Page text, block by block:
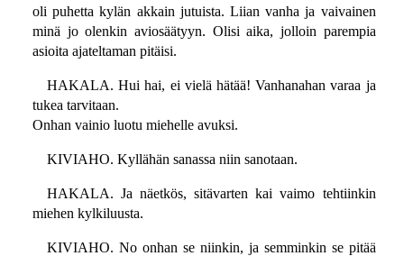
oli puhetta kylän akkain jutuista. Liian vanha ja vaivainen
minä jo olenkin aviosäätyyn. Olisi aika, jolloin parempia
asioita ajateltaman pitäisi.
HAKALA. Hui hai, ei vielä hätää! Vanhanahan varaa ja
tukea tarvitaan.
Onhan vainio luotu miehelle avuksi.
KIVIAHO. Kyllähän sanassa niin sanotaan.
HAKALA. Ja näetkös, sitävarten kai vaimo tehtiinkin
miehen kylkiluusta.
KIVIAHO. No onhan se niinkin, ja semminkin se pitää